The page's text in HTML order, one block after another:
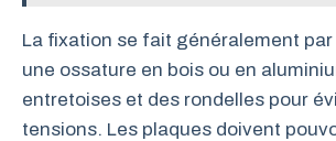
La fixation se fait généralement
une ossature en bois ou en
entretoises et des rondelles pour
tensions. Les plaques doivent